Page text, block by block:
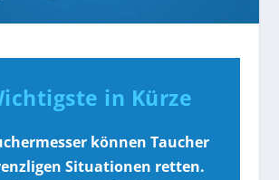
in Kürze
können Taucher
Situationen retten.